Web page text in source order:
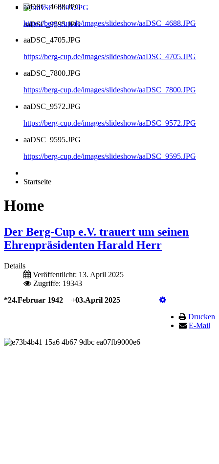
aaDSC_9595.JPG
aaDSC_4688.JPG
https://berg-cup.de/images/slideshow/aaDSC_4688.JPG
aaDSC_4705.JPG
https://berg-cup.de/images/slideshow/aaDSC_4705.JPG
aaDSC_7800.JPG
https://berg-cup.de/images/slideshow/aaDSC_7800.JPG
aaDSC_9572.JPG
https://berg-cup.de/images/slideshow/aaDSC_9572.JPG
aaDSC_9595.JPG
https://berg-cup.de/images/slideshow/aaDSC_9595.JPG
Startseite
Home
Der Berg-Cup e.V. trauert um seinen
Ehrenpräsidenten Harald Herr
Details
Veröffentlicht: 13. April 2025
Zugriffe: 19343
Drucken
E-Mail
*24.Februar 1942 +03.April 2025